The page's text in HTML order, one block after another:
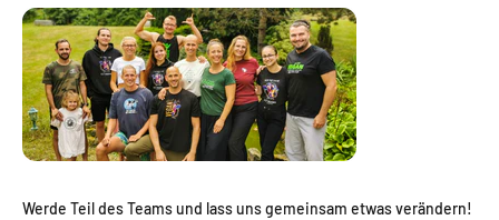
Werde Teil des Teams und lass uns gemeinsam etwas verändern!